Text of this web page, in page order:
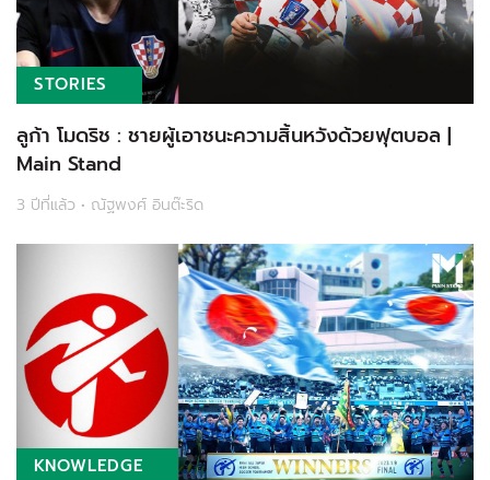
STORIES
ลูก้า โมดริช : ชายผู้เอาชนะความสิ้นหวังด้วยฟุตบอล |
Main Stand
3 ปีที่แล้ว • ณัฐพงศ์ อินต๊ะริด
KNOWLEDGE